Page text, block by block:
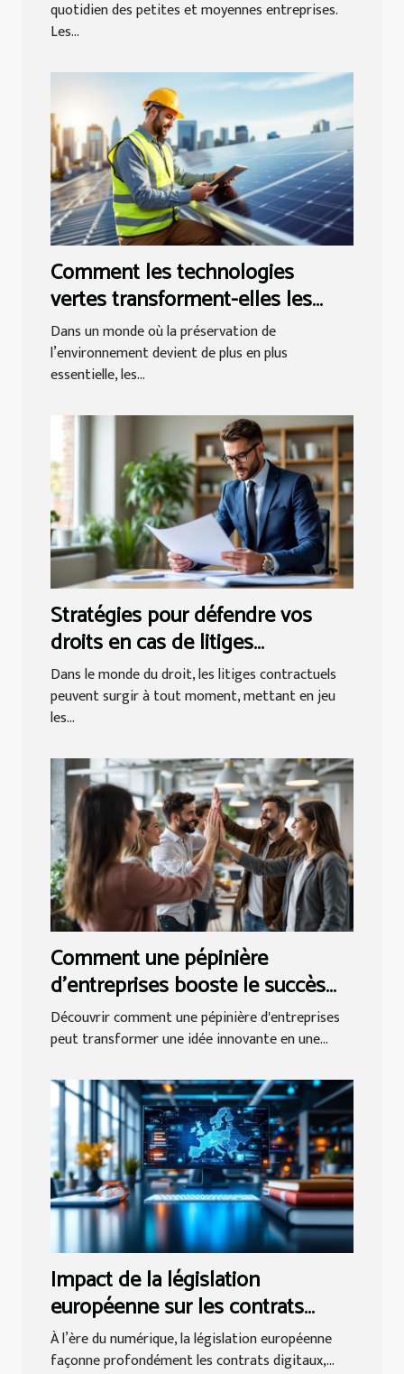
quotidien des petites et moyennes entreprises.
Les...
Comment les technologies
vertes transforment-elles les
petites entreprises ?
Dans un monde où la préservation de
l’environnement devient de plus en plus
essentielle, les...
Stratégies pour défendre vos
droits en cas de litiges
contractuels
Dans le monde du droit, les litiges contractuels
peuvent surgir à tout moment, mettant en jeu
les...
Comment une pépinière
d'entreprises booste le succès
des startups ?
Découvrir comment une pépinière d'entreprises
peut transformer une idée innovante en une...
Impact de la législation
européenne sur les contrats
numériques
À l’ère du numérique, la législation européenne
façonne profondément les contrats digitaux,...